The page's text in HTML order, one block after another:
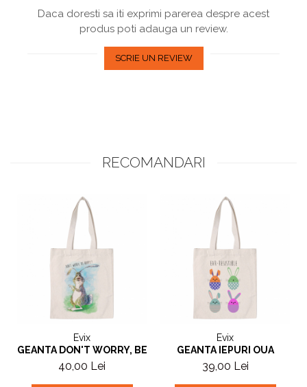
Daca doresti sa iti exprimi parerea despre acest
produs poti adauga un review.
SCRIE UN REVIEW
RECOMANDARI
Evix
GEANTA DON'T WORRY, BE HOPPY
40,00 Lei
Evix
GEANTA IEPURI OUA
39,00 Lei